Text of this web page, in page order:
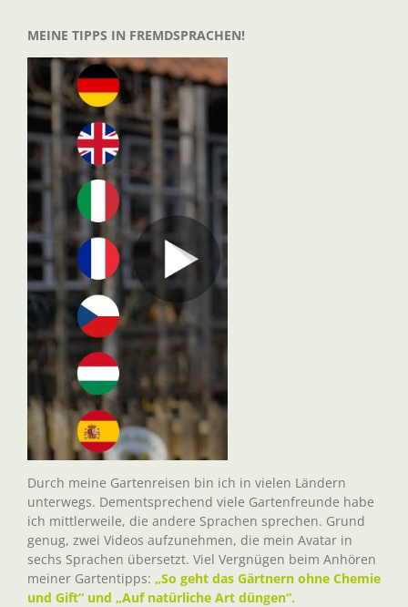
MEINE TIPPS IN FREMDSPRACHEN!
Durch meine Gartenreisen bin ich in vielen Ländern
unterwegs. Dementsprechend viele Gartenfreunde habe
ich mittlerweile, die andere Sprachen sprechen. Grund
genug, zwei Videos aufzunehmen, die mein Avatar in
sechs Sprachen übersetzt. Viel Vergnügen beim Anhören
meiner Gartentipps: „So geht das Gärtnern ohne Chemie
und Gift“ und „Auf natürliche Art düngen“.